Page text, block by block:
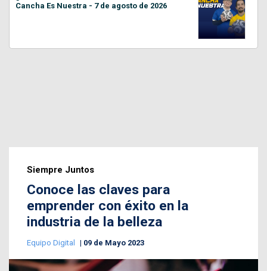
Cancha Es Nuestra - 7 de agosto de 2026
Siempre Juntos
Conoce las claves para
emprender con éxito en la
industria de la belleza
Equipo Digital 09 de Mayo 2023